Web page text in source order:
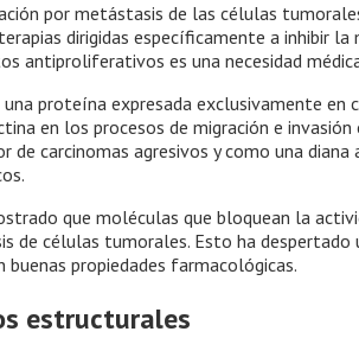
por metástasis de las células
dirigidas específicamente a inhibir
antiproliferativos es una necesidad
una proteína expresada exclusivamente en
en los procesos de migración e
de carcinomas agresivos y como una
que moléculas que bloquean la
de células tumorales. Esto ha
buenas propiedades farmacológicas.
estructurales